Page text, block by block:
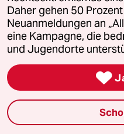
4 Streit um Rente
Passgenauer
5 Über die
„Die Stadt ist
Mann in
Daher gehen 50
Neuanmeldungen an
eine Kampagne, die
und Jugendorte
